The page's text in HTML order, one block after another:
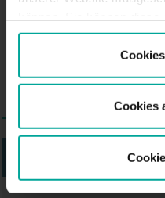
Ihre Präferenzen
entsprechende
Informationen finden Sie
Cookies
Potsdam hat
Brandenburger
kleiner ist als